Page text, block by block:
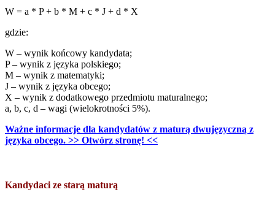
W = a * P + b * M + c * J + d * X
gdzie:
W – wynik końcowy kandydata;
P – wynik z języka polskiego;
M – wynik z matematyki;
J – wynik z języka obcego;
X – wynik z dodatkowego przedmiotu maturalnego;
a, b, c, d – wagi (wielokrotności 5%).
Ważne informacje dla kandydatów z maturą dwujęzyczną z
języka obcego. >> Otwórz stronę! <<
Kandydaci ze starą maturą